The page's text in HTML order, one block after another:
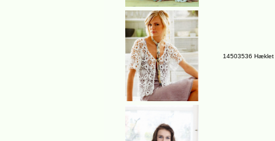
14503536 Hæklet